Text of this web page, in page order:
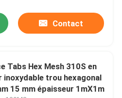
Contact
Tabs Hex Mesh 310S en
inoxydable trou hexagonal
15 mm épaisseur 1mX1m